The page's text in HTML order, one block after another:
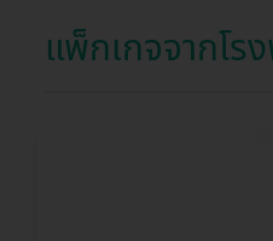
แพ็กเกจจากโร